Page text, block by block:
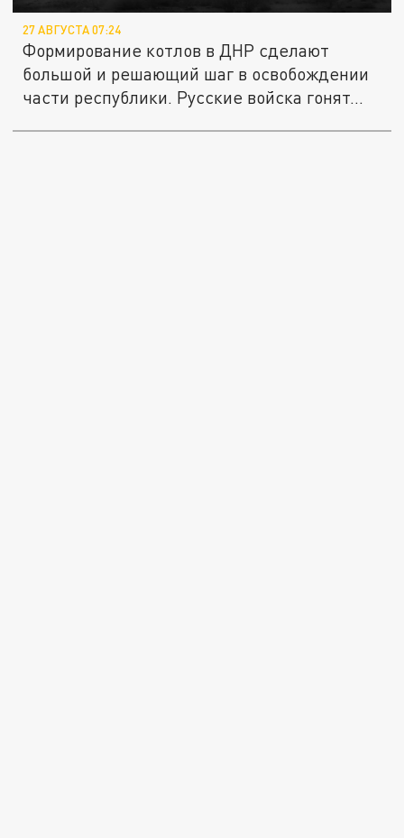
27 АВГУСТА 07:24
Формирование котлов в ДНР сделают
большой и решающий шаг в освобождении
части республики. Русские войска гонят...